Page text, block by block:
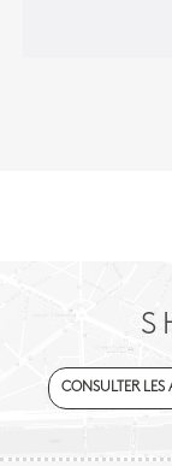
CONSULTER LES